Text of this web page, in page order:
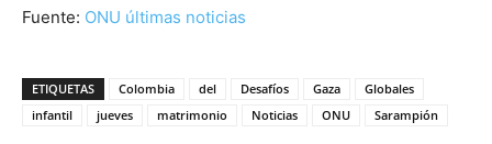
Fuente: ONU últimas noticias
ETIQUETAS Colombia del Desafíos Gaza
Globales
infantil
jueves matrimonio Noticias ONU Sarampión